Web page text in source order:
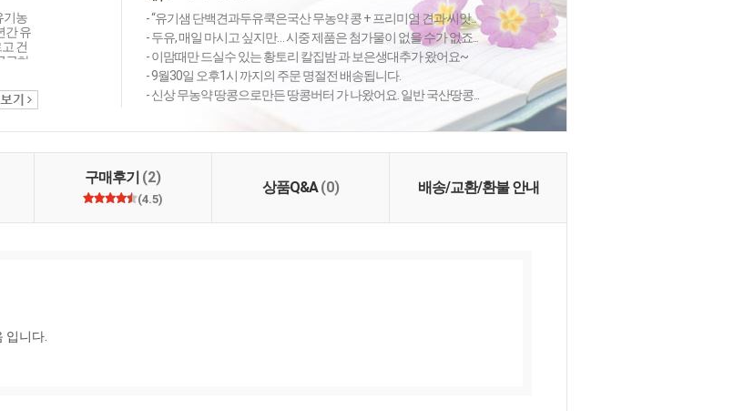
기농
간 유
건
급하
다.
1.올
물로
철저
- “유기샘 단백견과두유쿡은국산 무농약 콩 + 프리미엄 견과·씨앗...
- 두유, 매일 마시고 싶지만… 시중 제품은 첨가물이 없을 수가 없죠...
- 이맘때만 드실수 있는 황토리 칼집밤 과 보은생대추가 왔어요~
- 9월30일 오후1시 까지의 주문 명절전 배송됩니다.
- 신상 무농약 땅콩으로만든 땅콩버터 가 나왔어요. 일반 국산땅콩...
구매후기 (2)
(4.5)
상품Q&A(0) 배송/교환/환불 안내
입니다.